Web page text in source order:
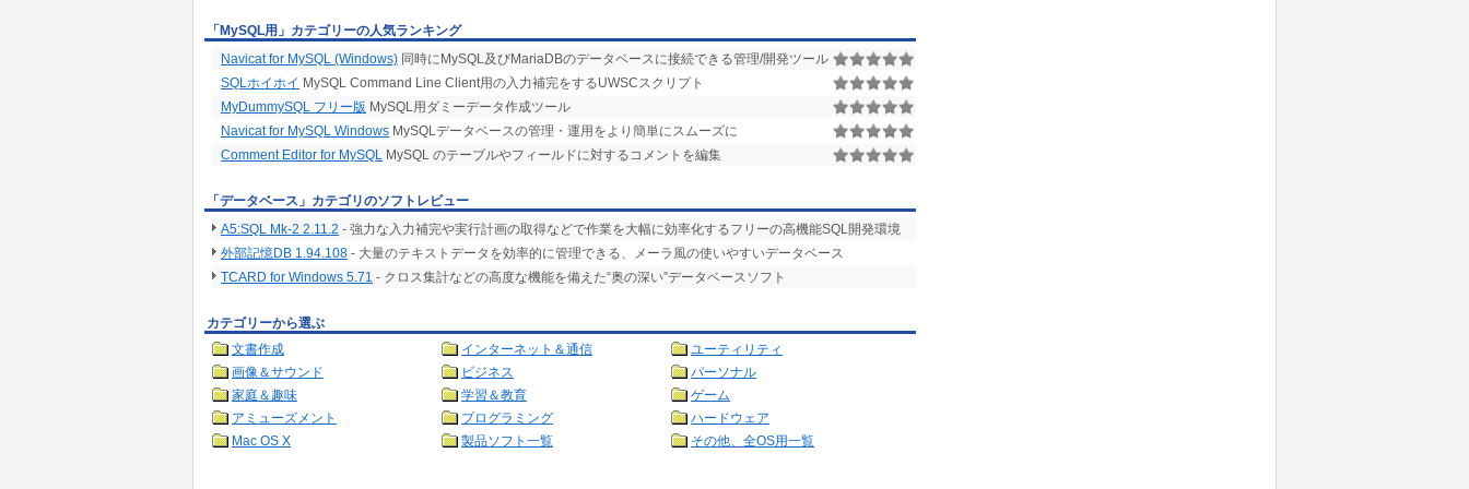
「MySQL用」カテゴリーの人気ランキング
Navicat for MySQL (Windows) 同時にMySQL及びMariaDBのデータベースに接続できる管理/開発ツール
SQLホイホイ MySQL Command Line Client用の入力補完をするUWSCスクリプト
MyDummySQL フリー版 MySQL用ダミーデータ作成ツール
Navicat for MySQL Windows MySQLデータベースの管理・運用をより簡単にスムーズに
Comment Editor for MySQL MySQL のテーブルやフィールドに対するコメントを編集
「データベース」カテゴリのソフトレビュー
A5:SQL Mk-2 2.11.2 - 強力な入力補完や実行計画の取得などで作業を大幅に効率化するフリーの高機能SQL開発環境
外部記憶DB 1.94.108 - 大量のテキストデータを効率的に管理できる、メーラ風の使いやすいデータベース
TCARD for Windows 5.71 - クロス集計などの高度な機能を備えた“奥の深い”データベースソフト
カテゴリーから選ぶ
文書作成
インターネット＆通信
ユーティリティ
画像＆サウンド
ビジネス
パーソナル
家庭＆趣味
学習＆教育
ゲーム
アミューズメント
プログラミング
ハードウェア
Mac OS X
製品ソフト一覧 その他、全OS用一覧